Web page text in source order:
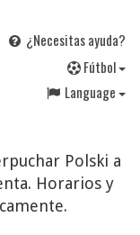
¿Necesitas ayuda?
Fútbol
Language
Polski a
Horarios y